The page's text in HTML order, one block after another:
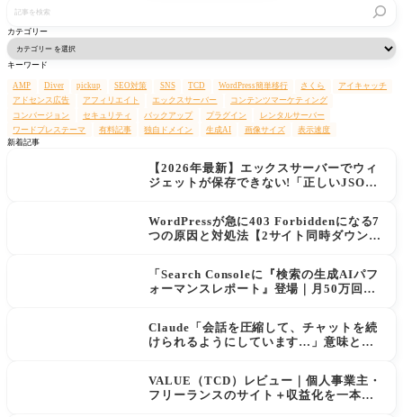
を
検
カテゴリー
キーワード
AMP Diver pickup SEO対策 SNS TCD WordPress簡単移行 さくら
アイキャッチ
アドセンス広告
アフィリエイト エックスサーバー
コンテンツマーケティング
コンバージョン
セキュリティ バックアップ プラグイン
レンタルサーバー
ワードプレステーマ
有料記事 独自ドメイン 生成AI 画像サイズ
表示速度
新着記事
【2026年最新】エックスサーバーでウィ
ジェットが保存できない!「正しいJSON
WordPressが急に403 Forbiddenになる7
つの原因と対処法【2サイト同時ダウン→
「Search Consoleに『検索の生成AIパフ
ォーマンスレポート』登場｜月50万回AI
Claude「会話を圧縮して、チャットを続
けられるようにしています…」意味と使
VALUE（TCD）レビュー｜個人事業主・
フリーランスのサイト＋収益化を一本化